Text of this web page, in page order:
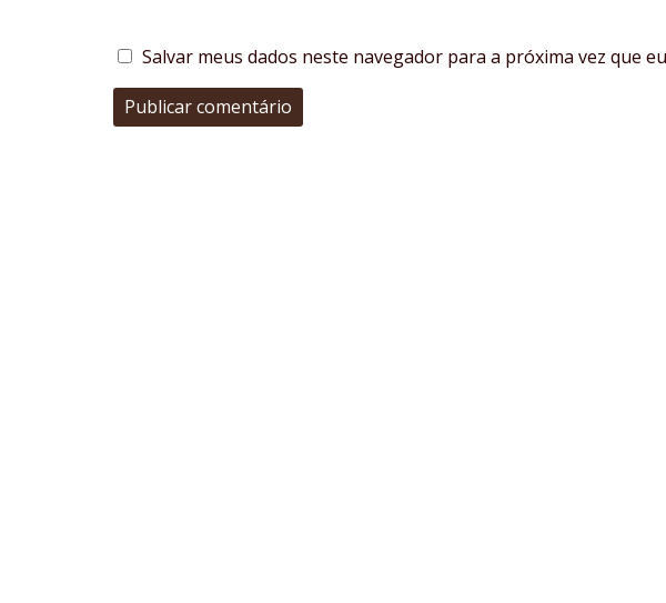
Salvar meus dados neste navegador para a próxima vez que